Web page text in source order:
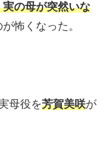
の母が突然いな
怖くなった。
母役を芳賀美咲が